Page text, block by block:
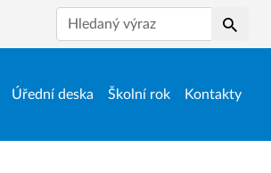
Úřední deska Školní rok Kontakty
Hledat